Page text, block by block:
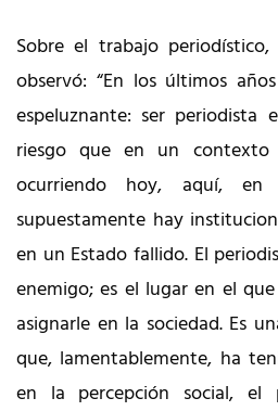
Sobre el trabajo
observó: “En los últimos
espeluznante: ser periodista
riesgo que en un contexto
ocurriendo hoy, aquí,
supuestamente hay
en un Estado fallido. El
enemigo; es el lugar en el
asignarle en la sociedad. Es
que, lamentablemente, ha
en la percepción social, el